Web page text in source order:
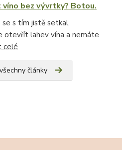
bez vývrtky? Botou.
se s tím jistě setkal,
otevřít lahev vína a nemáte
celé
články